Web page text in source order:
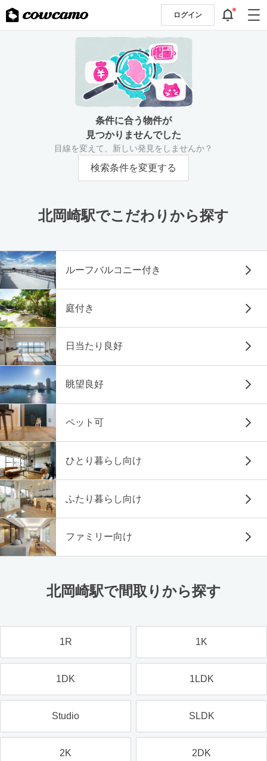
ログイン
条件に合う物件が
見つかりませんでした
目線を変えて、新しい発見をしませんか？
検索条件を変更する
北岡崎駅でこだわりから探す
ルーフバルコニー付き
庭付き
日当たり良好
眺望良好
ペット可
ひとり暮らし向け
ふたり暮らし向け
ファミリー向け
北岡崎駅で間取りから探す
1R 1K
1DK 1LDK
Studio SLDK
2K 2DK